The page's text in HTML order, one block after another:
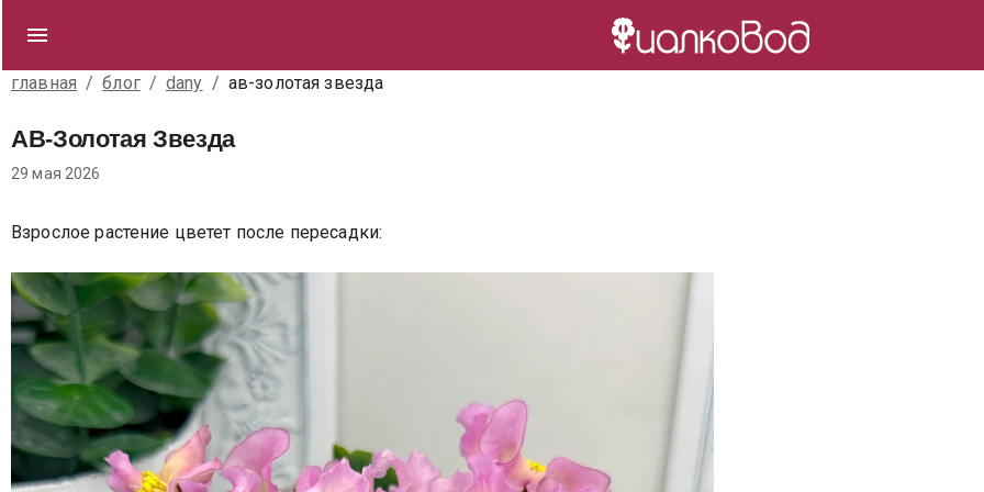
главная / блог / dany / ав-золотая звезда
АВ-Золотая Звезда
29 мая 2026
Взрослое растение цветет после пересадки: